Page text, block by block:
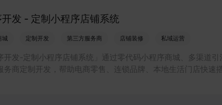
发 - 定制小程序店铺系统
城 定制开发 第三方服务商 店铺装修 私域运营
开发-定制小程序店铺系统」通过零代码小程序商城、多渠道引
务商定制开发，帮助电商零售、连锁品牌、本地生活门店快速